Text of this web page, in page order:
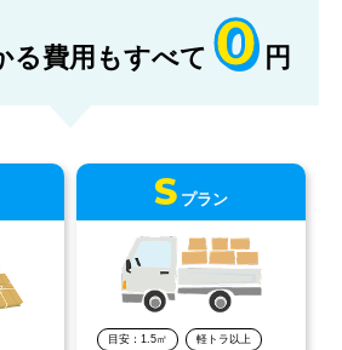
る費用もすべて 0 円
S プラン
目安：1.5㎡ 軽トラ以上